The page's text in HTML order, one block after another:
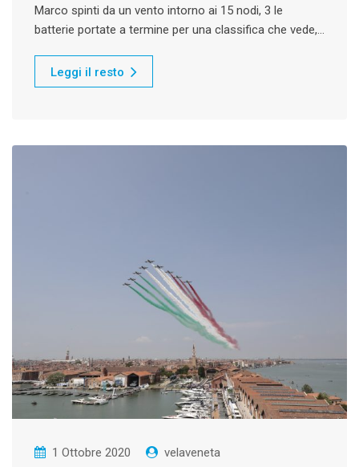
Marco spinti da un vento intorno ai 15 nodi, 3 le
batterie portate a termine per una classifica che vede,…
Leggi il resto
1 Ottobre 2020 velaveneta